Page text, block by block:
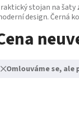
stojan na šaty
design. Černá
Omlouváme se,